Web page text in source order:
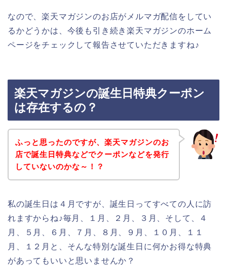
なので、楽天マガジンのお店がメルマガ配信をしてい
るかどうかは、今後も引き続き楽天マガジンのホーム
ページをチェックして報告させていただきますね♪
楽天マガジンの誕生日特典クーポン
は存在するの？
ふっと思ったのですが、楽天マガジンのお
店で誕生日特典などでクーポンなどを発行
していないのかな～！？
私の誕生日は４月ですが、誕生日ってすべての人に訪
れますからね♪毎月、１月、２月、３月、そして、４
月、５月、６月、７月、８月、９月、１０月、１１
月、１２月と、そんな特別な誕生日に何かお得な特典
があってもいいと思いませんか？